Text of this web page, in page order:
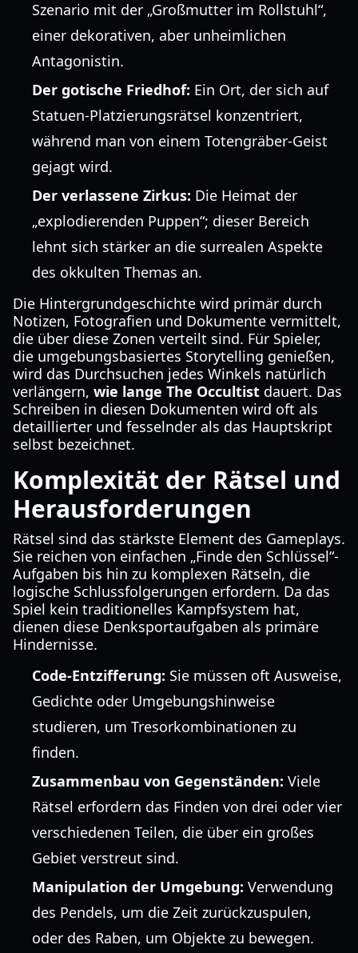
Szenario mit der „Großmutter im Rollstuhl“,
einer dekorativen, aber unheimlichen
Antagonistin.
Der gotische Friedhof: Ein Ort, der sich auf
Statuen-Platzierungsrätsel konzentriert,
während man von einem Totengräber-Geist
gejagt wird.
Der verlassene Zirkus: Die Heimat der
„explodierenden Puppen“; dieser Bereich
lehnt sich stärker an die surrealen Aspekte
des okkulten Themas an.
Die Hintergrundgeschichte wird primär durch
Notizen, Fotografien und Dokumente vermittelt,
die über diese Zonen verteilt sind. Für Spieler,
die umgebungsbasiertes Storytelling genießen,
wird das Durchsuchen jedes Winkels natürlich
verlängern, wie lange The Occultist dauert. Das
Schreiben in diesen Dokumenten wird oft als
detaillierter und fesselnder als das Hauptskript
selbst bezeichnet.
Komplexität der Rätsel und
Herausforderungen
Rätsel sind das stärkste Element des Gameplays.
Sie reichen von einfachen „Finde den Schlüssel“-
Aufgaben bis hin zu komplexen Rätseln, die
logische Schlussfolgerungen erfordern. Da das
Spiel kein traditionelles Kampfsystem hat,
dienen diese Denksportaufgaben als primäre
Hindernisse.
Code-Entzifferung: Sie müssen oft Ausweise,
Gedichte oder Umgebungshinweise
studieren, um Tresorkombinationen zu
finden.
Zusammenbau von Gegenständen: Viele
Rätsel erfordern das Finden von drei oder vier
verschiedenen Teilen, die über ein großes
Gebiet verstreut sind.
Manipulation der Umgebung: Verwendung
des Pendels, um die Zeit zurückzuspulen,
oder des Raben, um Objekte zu bewegen.